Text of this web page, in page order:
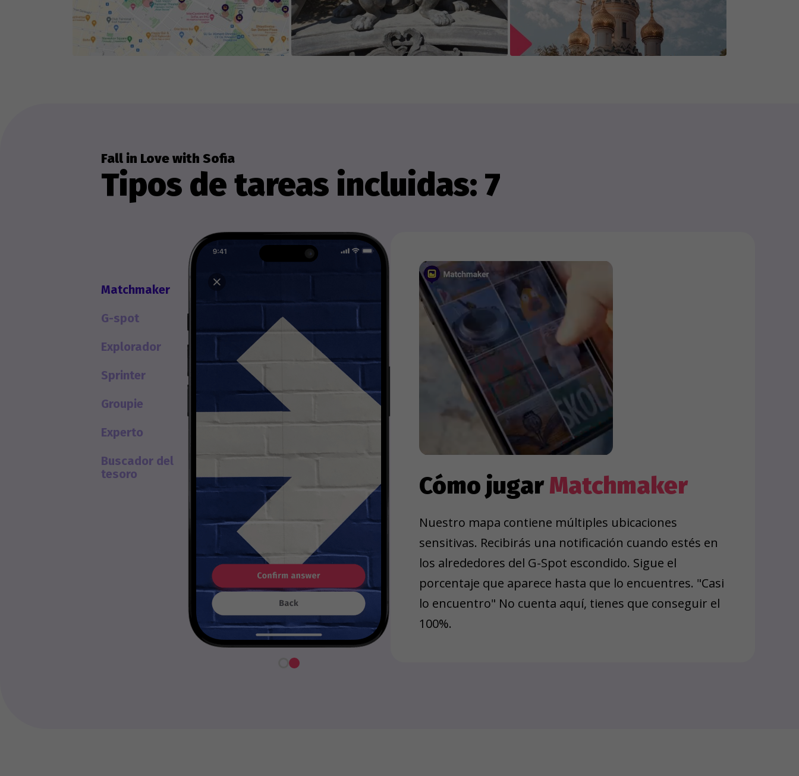
Fall in Love with Sofia
Tipos de tareas incluidas: 7
Matchmaker
G-spot
Explorador
Sprinter
Groupie
Experto
Buscador del
tesoro
Cómo jugar Matchmaker
Nuestro mapa contiene múltiples ubicaciones
sensitivas. Recibirás una notificación cuando estés en
los alrededores del G-Spot escondido. Sigue el
porcentaje que aparece hasta que lo encuentres. "Casi
lo encuentro" No cuenta aquí, tienes que conseguir el
100%.